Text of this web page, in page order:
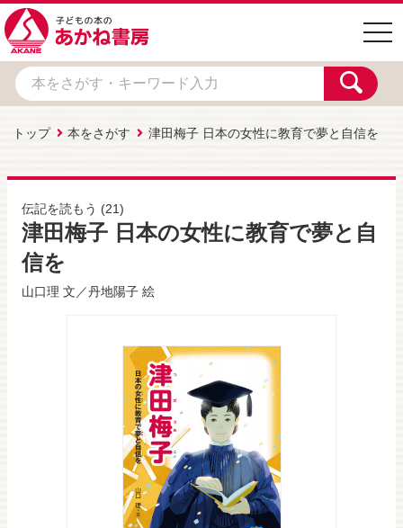
トップ 本をさがす 津田梅子 日本の女性に教育で夢と自信を
伝記を読もう (21)
津田梅子 日本の女性に教育で夢と自
信を
山口理 文／丹地陽子 絵